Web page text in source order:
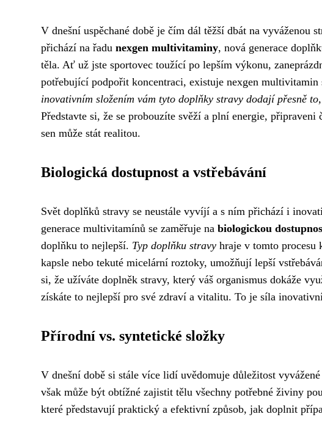
V dnešní uspěchané době je čím dál těžší dbát na vyváženou
přichází na řadu nexgen multivitaminy, nová generace
těla. Ať už jste sportovec toužící po lepším výkonu,
potřebující podpořit koncentraci, existuje nexgen multivitamin
inovativním složením vám tyto doplňky stravy dodají přesně
Představte si, že se probouzíte svěží a plní energie,
sen může stát realitou.
Biologická dostupnost a vstřebávání
Svět doplňků stravy se neustále vyvíjí a s ním přichází i
generace multivitamínů se zaměřuje na biologickou
doplňku to nejlepší. Typ doplňku stravy hraje v tomto
kapsle nebo tekuté micelární roztoky, umožňují lepší
si, že užíváte doplněk stravy, který váš organismus dokáže
získáte to nejlepší pro své zdraví a vitalitu. To je síla
Přírodní vs. syntetické složky
V dnešní době si stále více lidí uvědomuje důležitost
však může být obtížné zajistit tělu všechny potřebné živiny
které představují praktický a efektivní způsob, jak doplnit